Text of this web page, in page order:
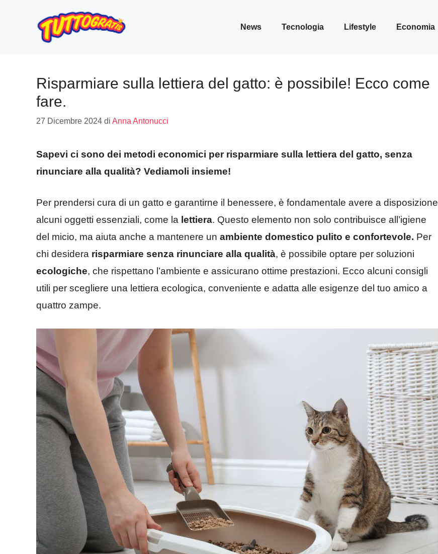
contenuto
News Tecnologia Lifestyle Economia
Risparmiare sulla lettiera del gatto: è possibile! Ecco come
fare.
27 Dicembre 2024 di Anna Antonucci
Sapevi ci sono dei metodi economici per risparmiare sulla lettiera del gatto, senza
rinunciare alla qualità? Vediamoli insieme!
Per prendersi cura di un gatto e garantirne il benessere, è fondamentale avere a disposizione
alcuni oggetti essenziali, come la lettiera. Questo elemento non solo contribuisce all’igiene
del micio, ma aiuta anche a mantenere un ambiente domestico pulito e confortevole. Per
chi desidera risparmiare senza rinunciare alla qualità, è possibile optare per soluzioni
ecologiche, che rispettano l’ambiente e assicurano ottime prestazioni. Ecco alcuni consigli
utili per scegliere una lettiera ecologica, conveniente e adatta alle esigenze del tuo amico a
quattro zampe.